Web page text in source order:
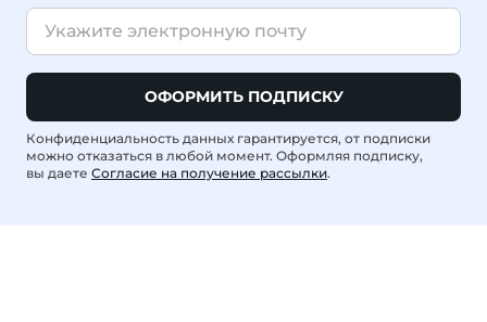
ОФОРМИТЬ ПОДПИСКУ
Конфиденциальность данных гарантируется, от подписки
можно отказаться в любой момент. Оформляя подписку,
вы даете Согласие на получение рассылки.